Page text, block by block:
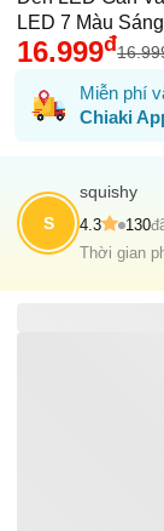
LED 7 Màu
16.999đ
Miễn phí
Chiaki
S
squishy
4.3 130
Thời gian